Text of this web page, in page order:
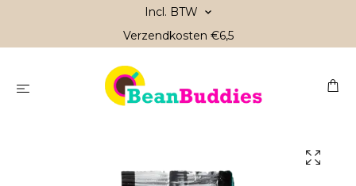
Incl. BTW
Verzendkosten €6,5